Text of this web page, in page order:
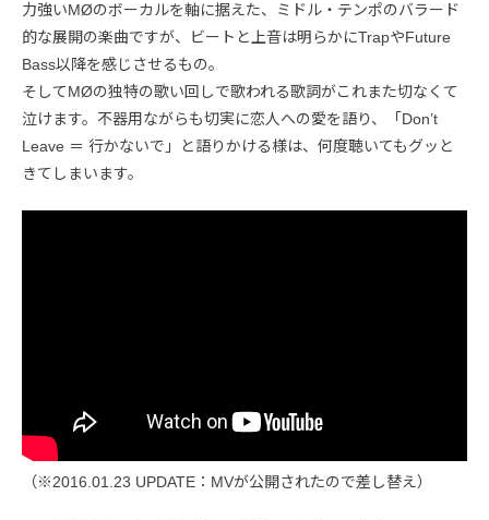
力強いMØのボーカルを軸に据えた、ミドル・テンポのバラード
的な展開の楽曲ですが、ビートと上音は明らかにTrapやFuture
Bass以降を感じさせるもの。
そしてMØの独特の歌い回しで歌われる歌詞がこれまた切なくて
泣けます。不器用ながらも切実に恋人への愛を語り、「Don’t
Leave ＝ 行かないで」と語りかける様は、何度聴いてもグッと
きてしまいます。
（※2016.01.23 UPDATE：MVが公開されたので差し替え）